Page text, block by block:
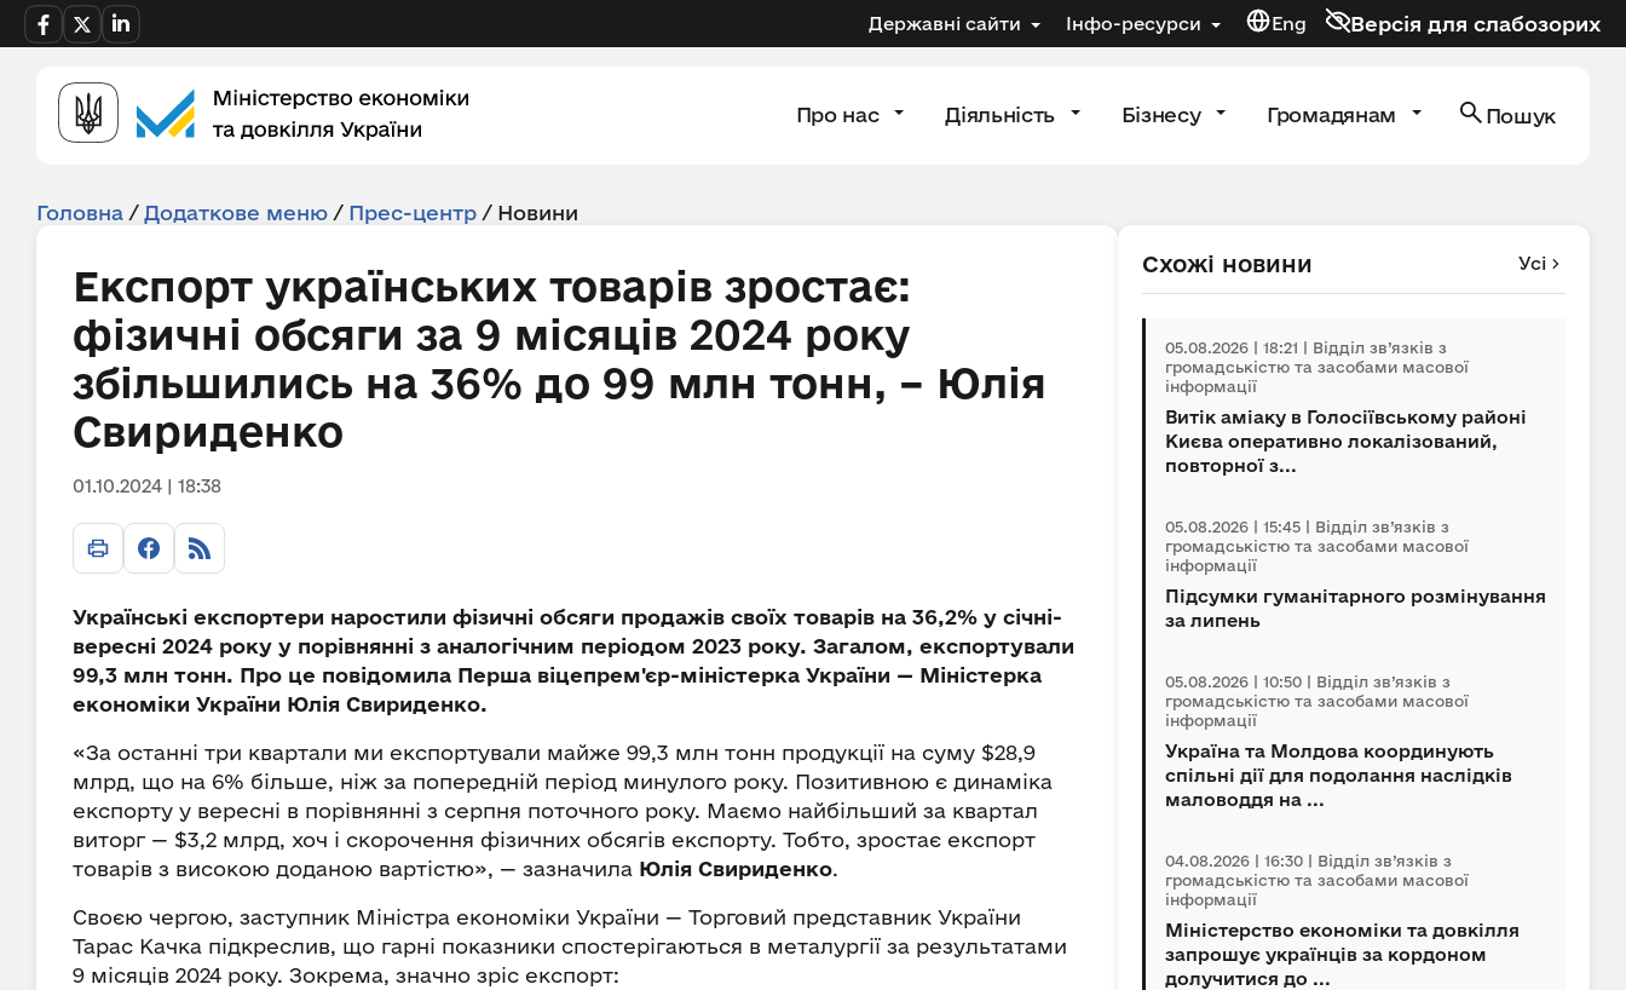
Державні сайти Інфо-ресурси Eng Версія для слабозорих
Про нас Діяльність Бізнесу Громадянам Пошук
Головна / Додаткове меню / Прес-центр / Новини
Експорт українських товарів зростає:
фізичні обсяги за 9 місяців 2024 року
збільшились на 36% до 99 млн тонн, – Юлія
Свириденко
01.10.2024 | 18:38
Українські експортери наростили фізичні обсяги продажів своїх товарів на 36,2% у січні-
вересні 2024 року у порівнянні з аналогічним періодом 2023 року. Загалом, експортували
99,3 млн тонн. Про це повідомила Перша віцепрем'єр-міністерка України — Міністерка
економіки України Юлія Свириденко.
«За останні три квартали ми експортували майже 99,3 млн тонн продукції на суму $28,9
млрд, що на 6% більше, ніж за попередній період минулого року. Позитивною є динаміка
експорту у вересні в порівнянні з серпня поточного року. Маємо найбільший за квартал
виторг — $3,2 млрд, хоч і скорочення фізичних обсягів експорту. Тобто, зростає експорт
товарів з високою доданою вартістю», — зазначила Юлія Свириденко.
Своєю чергою, заступник Міністра економіки України — Торговий представник України
Тарас Качка підкреслив, що гарні показники спостерігаються в металургії за результатами
9 місяців 2024 року. Зокрема, значно зріс експорт:
Схожі новини Усі
05.08.2026 | 18:21 | Відділ зв’язків з
громадськістю та засобами масової
інформації
Витік аміаку в Голосіївському районі
Києва оперативно локалізований,
повторної з...
05.08.2026 | 15:45 | Відділ зв’язків з
громадськістю та засобами масової
інформації
Підсумки гуманітарного розмінування
за липень
05.08.2026 | 10:50 | Відділ зв’язків з
громадськістю та засобами масової
інформації
Україна та Молдова координують
спільні дії для подолання наслідків
маловоддя на ...
04.08.2026 | 16:30 | Відділ зв’язків з
громадськістю та засобами масової
інформації
Міністерство економіки та довкілля
запрошує українців за кордоном
долучитися до ...